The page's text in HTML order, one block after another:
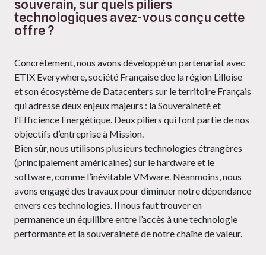
souverain, sur quels piliers
technologiques avez-vous conçu cette
offre ?
Concrètement, nous avons développé un partenariat avec
ETIX Everywhere, société Française dee la région Lilloise
et son écosystème de Datacenters sur le territoire Français
qui adresse deux enjeux majeurs : la Souveraineté et
l’Efficience Energétique. Deux piliers qui font partie de nos
objectifs d’entreprise à Mission.
Bien sûr, nous utilisons plusieurs technologies étrangères
(principalement américaines) sur le hardware et le
software, comme l’inévitable VMware. Néanmoins, nous
avons engagé des travaux pour diminuer notre dépendance
envers ces technologies. Il nous faut trouver en
permanence un équilibre entre l’accès à une technologie
performante et la souveraineté de notre chaîne de valeur.